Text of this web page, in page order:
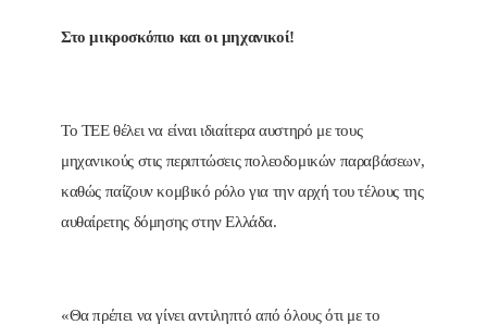
Στο μικροσκόπιο και οι μηχανικοί!
Το ΤΕΕ θέλει να είναι ιδιαίτερα αυστηρό με τους
μηχανικούς στις περιπτώσεις πολεοδομικών παραβάσεων,
καθώς παίζουν κομβικό ρόλο για την αρχή του τέλους της
αυθαίρετης δόμησης στην Ελλάδα.
«Θα πρέπει να γίνει αντιληπτό από όλους ότι με το